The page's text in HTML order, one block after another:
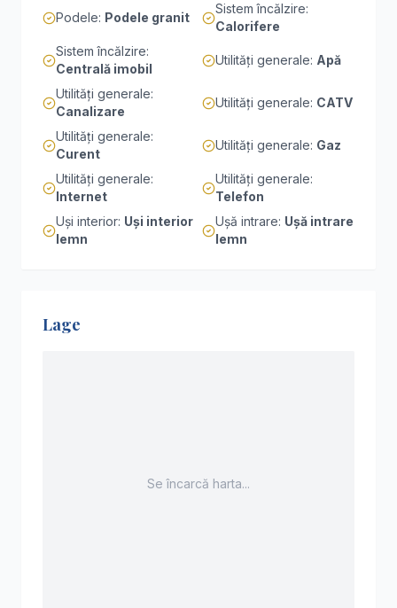
Podele: Podele granit
Sistem încălzire:
Calorifere
Sistem încălzire:
Centrală imobil
Utilități generale: Apă
Utilități generale:
Canalizare
Utilități generale: CATV
Utilități generale:
Curent
Utilități generale: Gaz
Utilități generale:
Internet
Utilități generale:
Telefon
Uși interior: Uși interior
lemn
Ușă intrare: Ușă intrare
lemn
Lage
Se încarcă harta...